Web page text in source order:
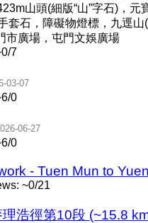
山頭(細版“山”字石)，
套石，障礙物燈標，九逕
市廣場，屯門文娛廣場
7
03-07
0
06-27
0
- Tuen Mun to
~0/21
浩徑第10段 (~15.8